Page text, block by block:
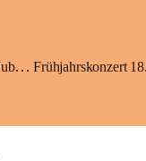
150 Jahre Freiwillige Feuerwehr Paternion – Jubiläumsfest Frühjahrskonzert